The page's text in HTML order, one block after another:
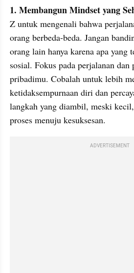
1. Membangun Mindset yang
Z untuk mengenali bahwa
orang berbeda-beda. Jangan
orang lain hanya karena apa yang
sosial. Fokus pada perjalanan dan
pribadimu. Cobalah untuk lebih
ketidaksempurnaan diri dan
langkah yang diambil, meski
proses menuju kesuksesan.
ADVERTISEMENT